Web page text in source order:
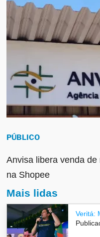
PÚBLICO
Anvisa libera venda
na Shopee
Mais lidas
Veritá: